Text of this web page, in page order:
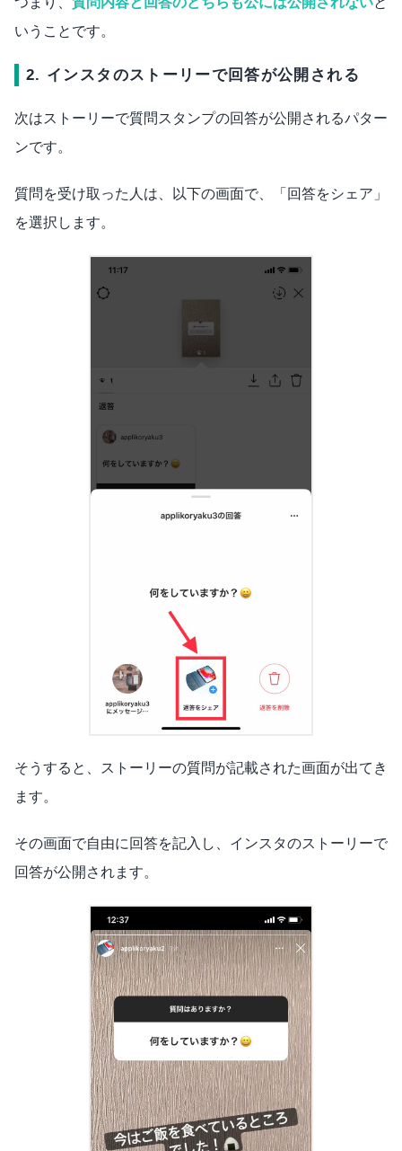
いうことです。
2. インスタのストーリーで回答が公開される
次はストーリーで質問スタンプの回答が公開されるパター
ンです。
質問を受け取った人は、以下の画面で、「回答をシェア」
を選択します。
そうすると、ストーリーの質問が記載された画面が出てき
ます。
その画面で自由に回答を記入し、インスタのストーリーで
回答が公開されます。